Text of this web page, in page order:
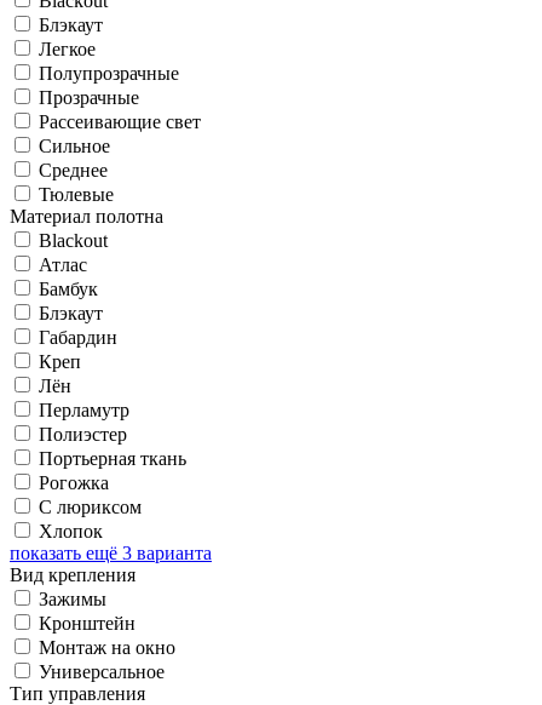
Блэкаут
Легкое
Полупрозрачные
Прозрачные
Рассеивающие свет
Сильное
Среднее
Тюлевые
Материал полотна
Blackout
Атлас
Бамбук
Блэкаут
Габардин
Креп
Лён
Перламутр
Полиэстер
Портьерная ткань
Рогожка
С люриксом
Хлопок
показать ещё 3 варианта
Вид крепления
Зажимы
Кронштейн
Монтаж на окно
Универсальное
Тип управления